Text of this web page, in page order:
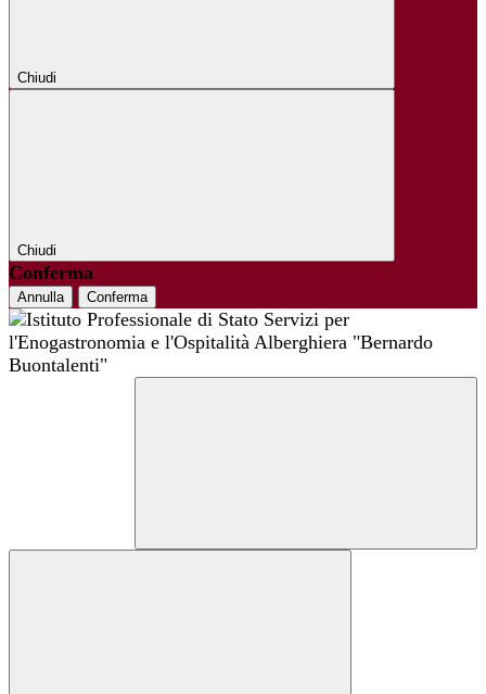
Chiudi
Chiudi
Conferma
Annulla Conferma